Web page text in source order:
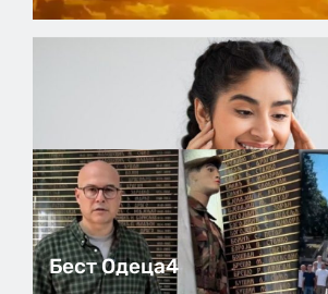
Бест Одеца4
Упозорење на високе
подручју Србије – у 8 сати